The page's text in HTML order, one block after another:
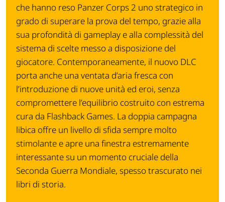
che hanno reso Panzer Corps 2 uno strategico in
grado di superare la prova del tempo, grazie alla
sua profondità di gameplay e alla complessità del
sistema di scelte messo a disposizione del
giocatore. Contemporaneamente, il nuovo DLC
porta anche una ventata d’aria fresca con
l’introduzione di nuove unità ed eroi, senza
compromettere l’equilibrio costruito con estrema
cura da Flashback Games. La doppia campagna
libica offre un livello di sfida sempre molto
stimolante e apre una finestra estremamente
interessante su un momento cruciale della
Seconda Guerra Mondiale, spesso trascurato nei
libri di storia.